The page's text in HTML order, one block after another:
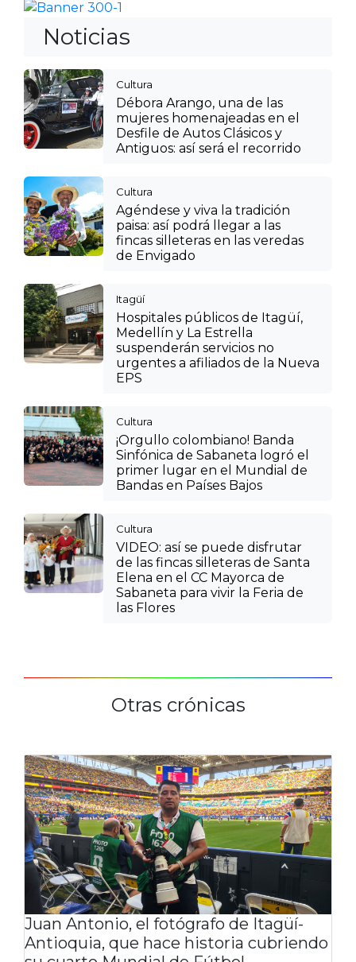
Noticias
Cultura
Débora Arango, una de las
mujeres homenajeadas en el
Desfile de Autos Clásicos y
Antiguos: así será el recorrido
Cultura
Agéndese y viva la tradición
paisa: así podrá llegar a las
fincas silleteras en las veredas
de Envigado
Itagüí
Hospitales públicos de Itagüí,
Medellín y La Estrella
suspenderán servicios no
urgentes a afiliados de la Nueva
EPS
Cultura
¡Orgullo colombiano! Banda
Sinfónica de Sabaneta logró el
primer lugar en el Mundial de
Bandas en Países Bajos
Cultura
VIDEO: así se puede disfrutar
de las fincas silleteras de Santa
Elena en el CC Mayorca de
Sabaneta para vivir la Feria de
las Flores
Otras crónicas
Juan Antonio, el fotógrafo de Itagüí-
Antioquia, que hace historia cubriendo